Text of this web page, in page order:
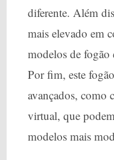
diferente. Além
mais elevado em
modelos de
Por fim, este
avançados, como
virtual, que
modelos mais